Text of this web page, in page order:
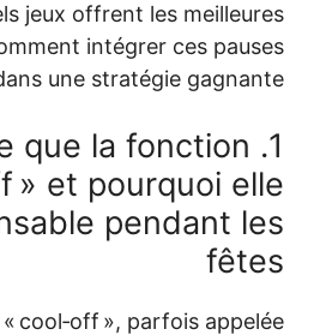
« cool‑off »,
cagnottes,
1.
«
est
La